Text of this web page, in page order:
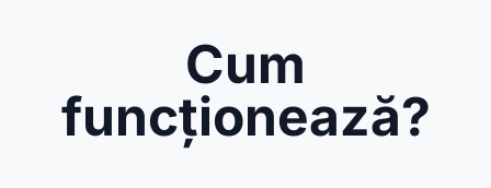
Cum
funcționează?